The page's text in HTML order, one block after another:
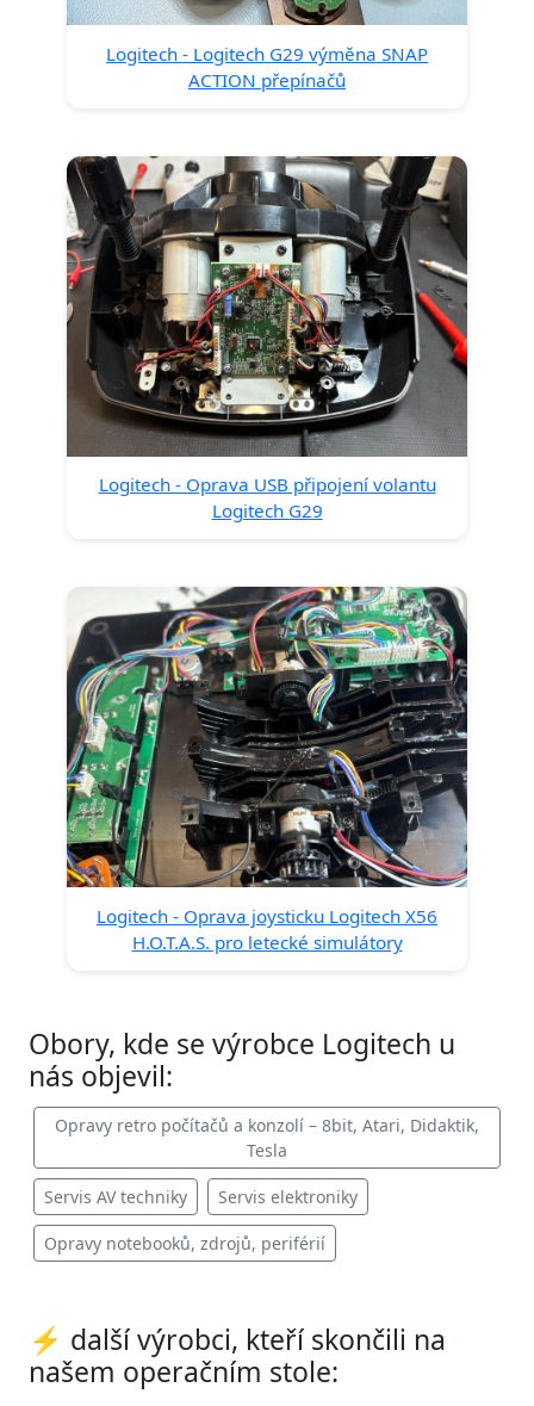
Logitech - Logitech G29 výměna SNAP
ACTION přepínačů
Logitech - Oprava USB připojení volantu
Logitech G29
Logitech - Oprava joysticku Logitech X56
H.O.T.A.S. pro letecké simulátory
Obory, kde se výrobce Logitech u
nás objevil:
Opravy retro počítačů a konzolí – 8bit, Atari, Didaktik,
Tesla
Servis AV techniky Servis elektroniky
Opravy notebooků, zdrojů, periférií
⚡ další výrobci, kteří skončili na
našem operačním stole: